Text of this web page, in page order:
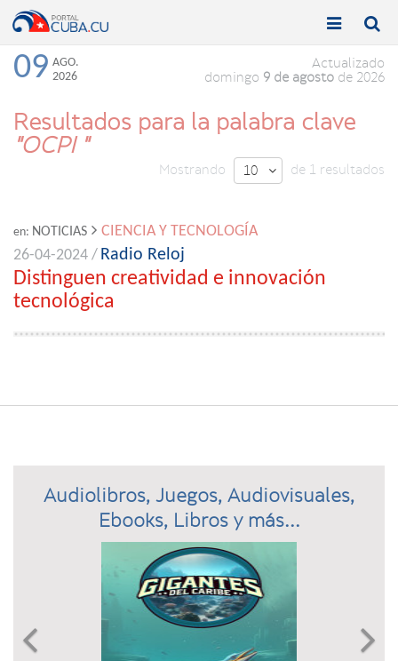
Toggle

Toggle

09 AGO.
2026
Actualizado
domingo 9 de agosto de 2026
Resultados para la palabra clave
"OCPI "
Mostrando 10  de 1 resultados
en: NOTICIAS
CIENCIA Y TECNOLOGÍA
26-04-2024 / Radio Reloj
Distinguen creatividad e innovación
tecnológica
Audiolibros, Juegos, Audiovisuales,
Ebooks, Libros y más...
Previous 